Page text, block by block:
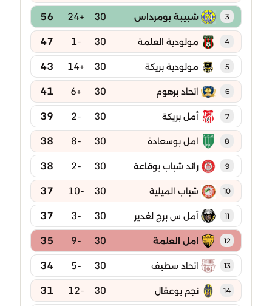
3 شبيبة بومرداس 30
+24
56
4 مولودية العلمة 30
-1
47
5 مولودية بريكة 30
+14
43
6 اتحاد برهوم 30
+6
41
7 أمل بريكة 30
-2
39
8 امل بوسعادة 30
-8
38
9 رائد شباب بوقاعة 30
-2
38
10 شباب الميلية 30
-10
37
11 أمل س برج لغدير 30
-3
37
12 امل العلمة 30
-9
35
13 اتحاد سطيف 30
-5
34
14 نجم بوعقال 30
-12
31